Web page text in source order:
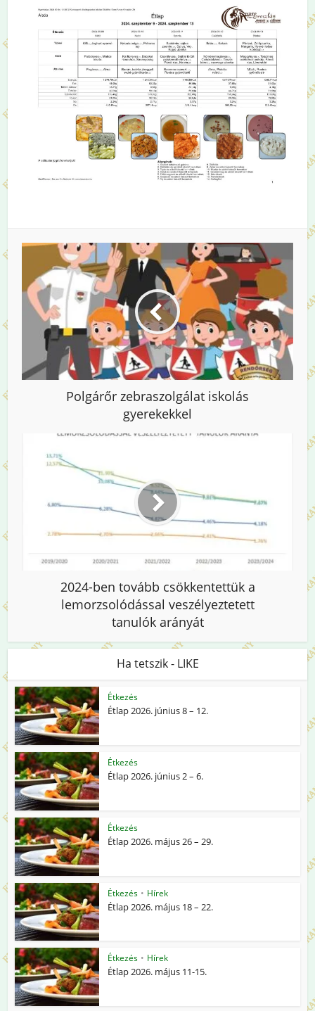
Polgárőr zebraszolgálat iskolás
gyerekekkel
2024-ben tovább csökkentettük a
lemorzsolódással veszélyeztetett
tanulók arányát
Ha tetszik - LIKE
Étkezés
Étlap 2026. június 8 – 12.
Étkezés
Étlap 2026. június 2 – 6.
Étkezés
Étlap 2026. május 26 – 29.
Étkezés • Hírek
Étlap 2026. május 18 – 22.
Étkezés • Hírek
Étlap 2026. május 11-15.